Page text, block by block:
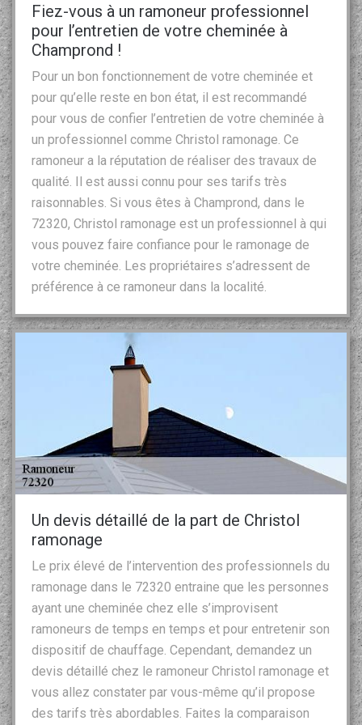
Fiez-vous à un ramoneur professionnel
pour l’entretien de votre cheminée à
Champrond !
Pour un bon fonctionnement de votre cheminée et
pour qu’elle reste en bon état, il est recommandé
pour vous de confier l’entretien de votre cheminée à
un professionnel comme Christol ramonage. Ce
ramoneur a la réputation de réaliser des travaux de
qualité. Il est aussi connu pour ses tarifs très
raisonnables. Si vous êtes à Champrond, dans le
72320, Christol ramonage est un professionnel à qui
vous pouvez faire confiance pour le ramonage de
votre cheminée. Les propriétaires s’adressent de
préférence à ce ramoneur dans la localité.
Un devis détaillé de la part de Christol
ramonage
Le prix élevé de l’intervention des professionnels du
ramonage dans le 72320 entraine que les personnes
ayant une cheminée chez elle s’improvisent
ramoneurs de temps en temps et pour entretenir son
dispositif de chauffage. Cependant, demandez un
devis détaillé chez le ramoneur Christol ramonage et
vous allez constater par vous-même qu’il propose
des tarifs très abordables. Faites la comparaison